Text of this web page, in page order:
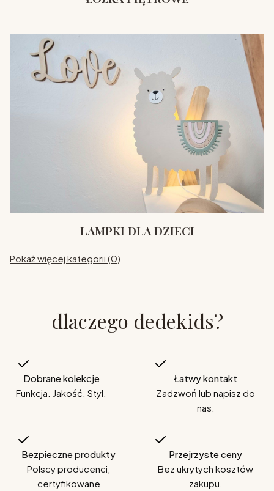
LAMPKI DLA DZIECI
Pokaż więcej kategorii (0)
dlaczego dedekids?
Dobrane kolekcje
Funkcja. Jakość. Styl.
Łatwy kontakt
Zadzwoń lub napisz do
nas.
Bezpieczne produkty
Polscy producenci,
certyfikowane
Przejrzyste ceny
Bez ukrytych kosztów
zakupu.